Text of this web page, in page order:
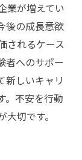
市場の動
情報まとめ
基準の特
卒の人物
業が増えてい
後の成長意欲
されるケース
者へのサポー
新しいキャリ
。不安を行動
切です。